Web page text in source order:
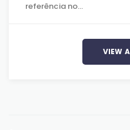
referência no…
VIEW